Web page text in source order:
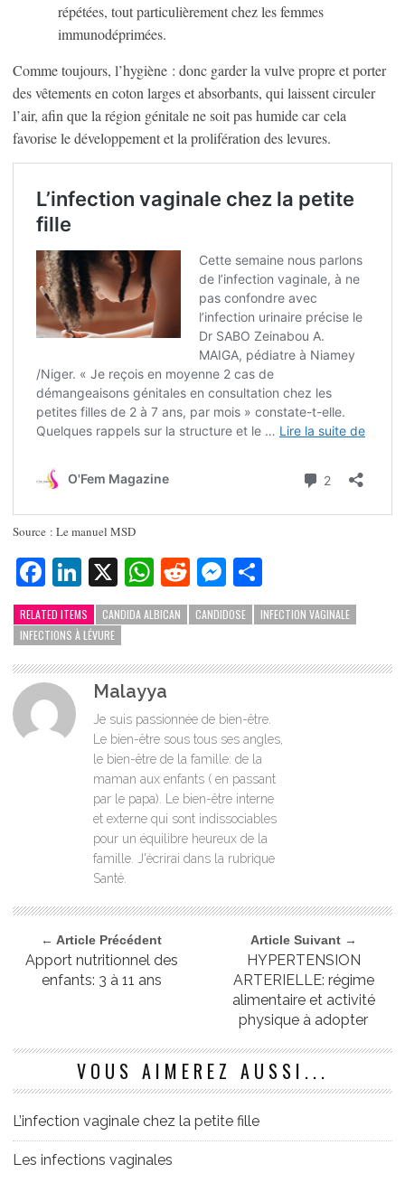
répétées, tout particulièrement chez les femmes
immunodéprimées.
Comme toujours, l’hygiène : donc garder la vulve propre et porter
des vêtements en coton larges et absorbants, qui laissent circuler
l’air, afin que la région génitale ne soit pas humide car cela
favorise le développement et la prolifération des levures.
Source : Le manuel MSD
Facebook
LinkedIn
X WhatsApp
RedditMessenger
RELATED ITEMS CANDIDA ALBICAN CANDIDOSE
INFECTION VAGINALE
INFECTIONS À LÉVURE
Malayya
Je suis passionnée de bien-être.
Le bien-être sous tous ses angles,
le bien-être de la famille: de la
maman aux enfants ( en passant
par le papa). Le bien-être interne
et externe qui sont indissociables
pour un équilibre heureux de la
famille. J'écrirai dans la rubrique
Santé.
← Article Précédent
Apport nutritionnel des
enfants: 3 à 11 ans
Article Suivant →
HYPERTENSION
ARTERIELLE: régime
alimentaire et activité
physique à adopter
VOUS AIMEREZ AUSSI...
L’infection vaginale chez la petite fille
Les infections vaginales